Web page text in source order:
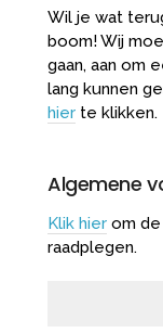
Wil je wat
boom! Wij
gaan, aan om
lang kunnen
hier te klikken.
Algemene
Klik hier om
raadplegen.